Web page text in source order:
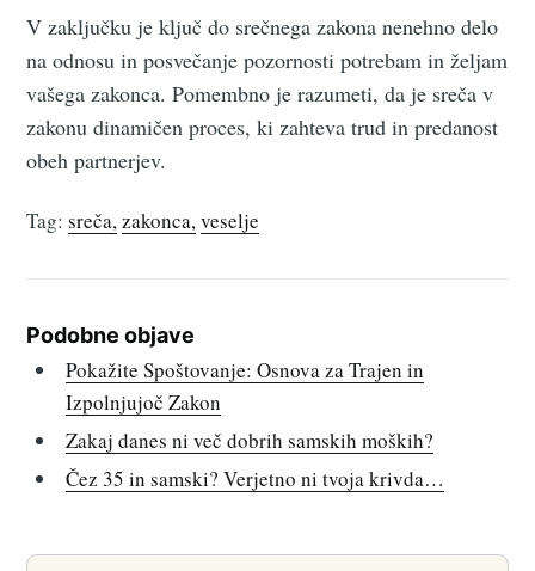
V zaključku je ključ do srečnega zakona nenehno delo
na odnosu in posvečanje pozornosti potrebam in željam
vašega zakonca. Pomembno je razumeti, da je sreča v
zakonu dinamičen proces, ki zahteva trud in predanost
obeh partnerjev.
Tag:sreča zakonca veselje
Podobne objave
Pokažite Spoštovanje: Osnova za Trajen in
Izpolnjujoč Zakon
Zakaj danes ni več dobrih samskih moških?
Čez 35 in samski? Verjetno ni tvoja krivda…